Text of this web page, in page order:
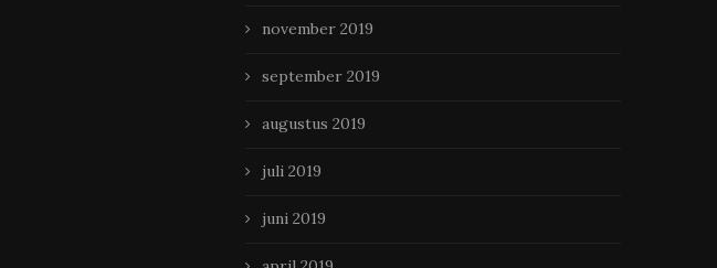
november 2019
september 2019
augustus 2019
juli 2019
juni 2019